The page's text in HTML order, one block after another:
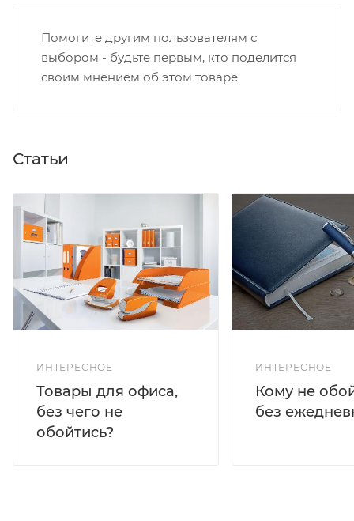
Помогите другим пользователям с
выбором - будьте первым, кто поделится
своим мнением об этом товаре
Статьи
ИНТЕРЕСНОЕ
Товары для офиса,
без чего не
обойтись?
ИНТЕРЕСНОЕ
Кому не
без